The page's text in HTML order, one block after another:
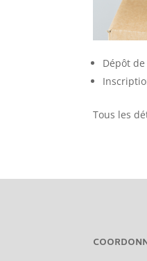
Dépôt
Tous les